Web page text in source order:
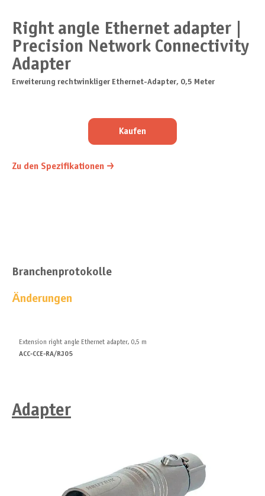
Right angle Ethernet adapter |
Precision Network Connectivity
Adapter
Erweiterung rechtwinkliger Ethernet-Adapter, 0,5 Meter
Kaufen
Zu den Spezifikationen
Branchenprotokolle
Änderungen
Extension right angle Ethernet adapter, 0,5 m
ACC-CCE-RА/RJ05
Adapter